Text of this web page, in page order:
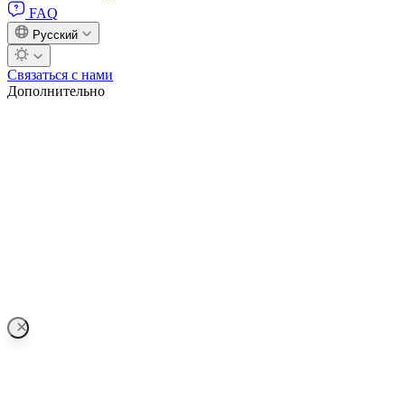
FAQ
Русский
Связаться с нами
Дополнительно